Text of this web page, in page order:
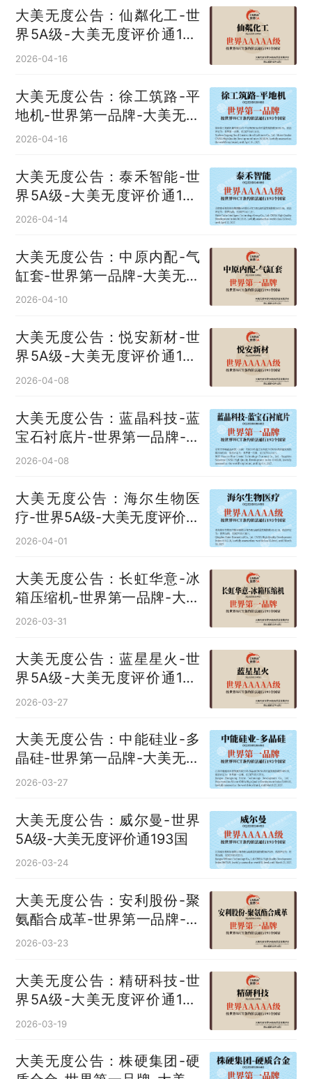
大美无度公告：仙粼化工-世
界5A级-大美无度评价通193
国
2026-04-16
大美无度公告：徐工筑路-平
地机‌-世界第一品牌-大美无度
评价通193国
2026-04-16
大美无度公告：泰禾智能-世
界5A级-大美无度评价通193
国
2026-04-14
大美无度公告：中原内配-气
缸套‌-世界第一品牌-大美无度
评价通193国
2026-04-10
大美无度公告：悦安新材-世
界5A级-大美无度评价通193
国
2026-04-08
大美无度公告：蓝晶科技-蓝
宝石衬底片‌-世界第一品牌-大
美无度评价通193国
2026-04-08
大美无度公告：海尔生物医
疗-世界5A级-大美无度评价通
193国
2026-04-01
大美无度公告：长虹华意-冰
箱压缩机‌-世界第一品牌-大美
无度评价通193国
2026-03-31
大美无度公告：蓝星星火-世
界5A级-大美无度评价通193
国
2026-03-27
大美无度公告：中能硅业-多
晶硅‌-世界第一品牌-大美无度
评价通193国
2026-03-27
大美无度公告：威尔曼-世界
5A级-大美无度评价通193国
2026-03-24
大美无度公告：安利股份-聚
氨酯合成革‌-世界第一品牌-大
美无度评价通193国
2026-03-23
大美无度公告：精研科技-世
界5A级-大美无度评价通193
国
2026-03-19
大美无度公告：株硬集团-硬